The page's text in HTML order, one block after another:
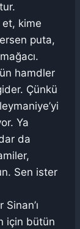
kime
puta,
hamdler
Çünkü
Ya
da
Sen ister
için bütün